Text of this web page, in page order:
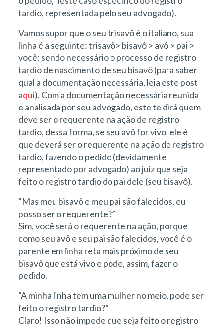
tardio, representada pelo seu advogado).
Vamos supor que o seu trisavô é o italiano, sua
linha é a seguinte: trisavô> bisavô > avô > pai >
você; sendo necessário o processo de registro
tardio de nascimento de seu bisavô (para saber
qual a documentação necessária, leia este post
aqui). Com a documentação necessária reunida
e analisada por seu advogado, este te dirá quem
deve ser o requerente na ação de registro
tardio, dessa forma, se seu avô for vivo, ele é
que deverá ser o requerente na ação de registro
tardio, fazendo o pedido (devidamente
representado por advogado) ao juiz que seja
feito o registro tardio do pai dele (seu bisavô).
“Mas meu bisavô e meu pai são falecidos, eu
posso ser o requerente?”
Sim, você será o requerente na ação, porque
como seu avô e seu pai são falecidos, você é o
parente em linha reta mais próximo de seu
bisavô que está vivo e pode, assim, fazer o
pedido.
“A minha linha tem uma mulher no meio, pode ser
feito o registro tardio?”
Claro! Isso não impede que seja feito o registro